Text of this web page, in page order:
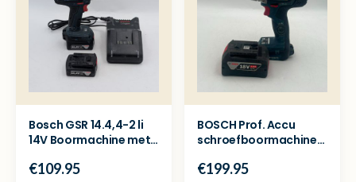
Bosch GSR 14.4,4-2 li
14V Boormachine met
€109.95
BOSCH Prof. Accu
schroefboormachine
accu
€199.95